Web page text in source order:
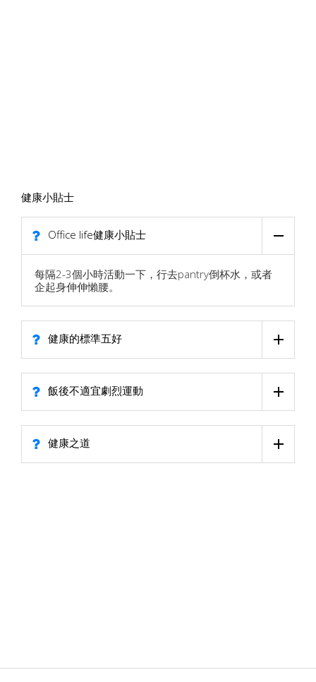
健康小貼士
Office life健康小貼士
每隔2-3個小時活動一下，行去pantry倒杯水，或者
企起身伸伸懶腰。
健康的標準五好
飯後不適宜劇烈運動
健康之道